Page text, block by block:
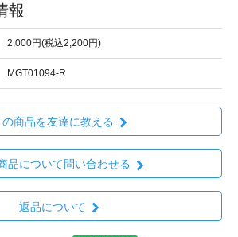
報
2,000円(税込2,200円)
MGT01094-R
の商品を友達に教える
品について問い合わせる
返品について